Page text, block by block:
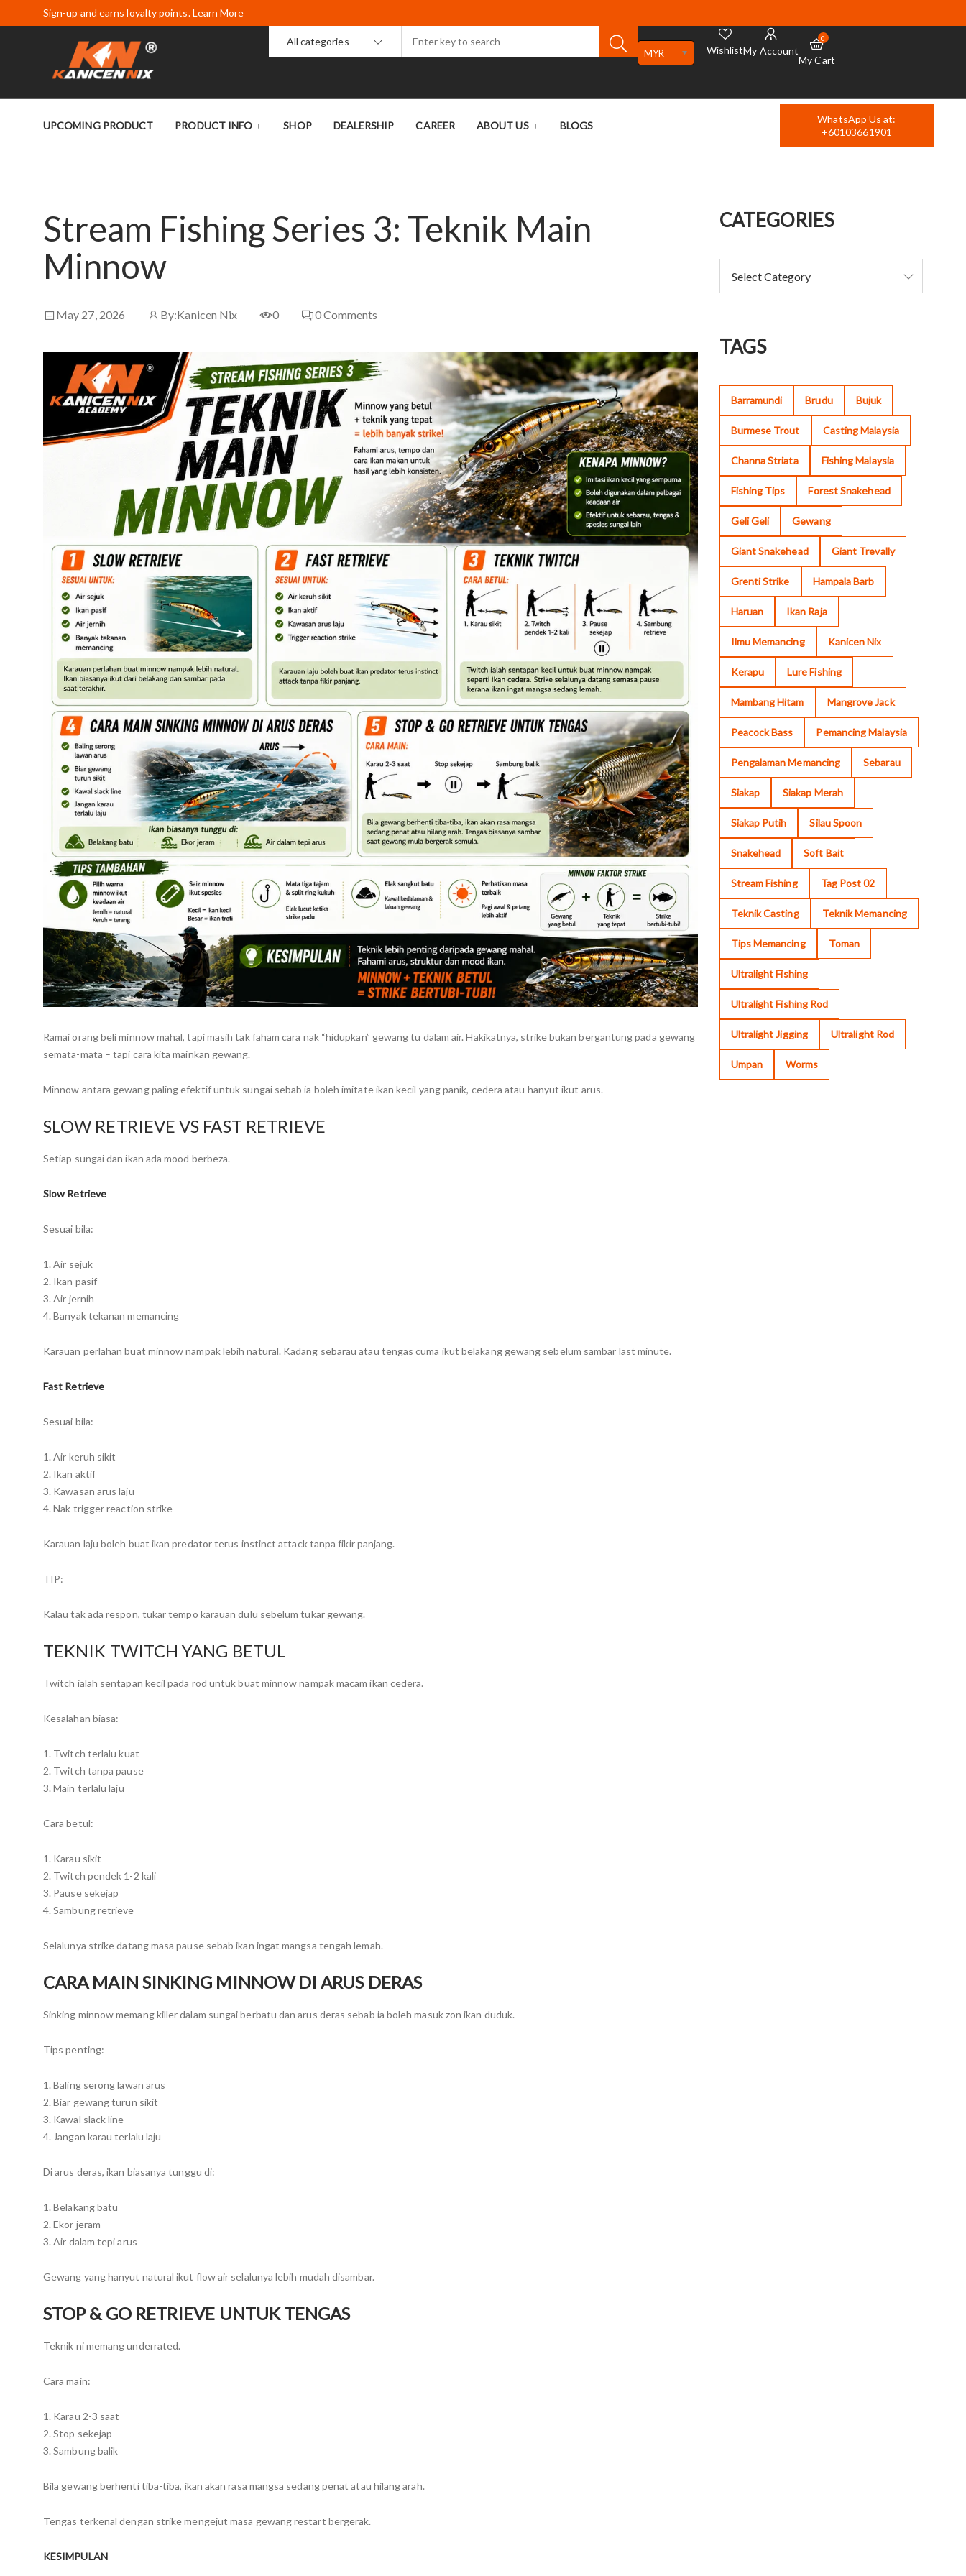
Sign-up and earns loyalty points. Learn More
All categories
MYR WishlistMy Account
0
My Cart
UPCOMING PRODUCT PRODUCT INFO SHOP DEALERSHIP CAREER ABOUT US BLOGS
WhatsApp Us at:
+60103661901
Stream Fishing Series 3: Teknik Main
Minnow
May 27, 2026 By:Kanicen Nix 0 0Comments
Ramai orang beli minnow mahal, tapi masih tak faham cara nak “hidupkan” gewang tu dalam air. Hakikatnya, strike bukan bergantung pada gewang
semata-mata – tapi cara kita mainkan gewang.
Minnow antara gewang paling efektif untuk sungai sebab ia boleh imitate ikan kecil yang panik, cedera atau hanyut ikut arus.
SLOW RETRIEVE VS FAST RETRIEVE
Setiap sungai dan ikan ada mood berbeza.
Slow Retrieve
Sesuai bila:
1. Air sejuk
2. Ikan pasif
3. Air jernih
4. Banyak tekanan memancing
Karauan perlahan buat minnow nampak lebih natural. Kadang sebarau atau tengas cuma ikut belakang gewang sebelum sambar last minute.
Fast Retrieve
Sesuai bila:
1. Air keruh sikit
2. Ikan aktif
3. Kawasan arus laju
4. Nak trigger reaction strike
Karauan laju boleh buat ikan predator terus instinct attack tanpa fikir panjang.
TIP:
Kalau tak ada respon, tukar tempo karauan dulu sebelum tukar gewang.
TEKNIK TWITCH YANG BETUL
Twitch ialah sentapan kecil pada rod untuk buat minnow nampak macam ikan cedera.
Kesalahan biasa:
1. Twitch terlalu kuat
2. Twitch tanpa pause
3. Main terlalu laju
Cara betul:
1. Karau sikit
2. Twitch pendek 1-2 kali
3. Pause sekejap
4. Sambung retrieve
Selalunya strike datang masa pause sebab ikan ingat mangsa tengah lemah.
CARA MAIN SINKING MINNOW DI ARUS DERAS
Sinking minnow memang killer dalam sungai berbatu dan arus deras sebab ia boleh masuk zon ikan duduk.
Tips penting:
1. Baling serong lawan arus
2. Biar gewang turun sikit
3. Kawal slack line
4. Jangan karau terlalu laju
Di arus deras, ikan biasanya tunggu di:
1. Belakang batu
2. Ekor jeram
3. Air dalam tepi arus
Gewang yang hanyut natural ikut flow air selalunya lebih mudah disambar.
STOP & GO RETRIEVE UNTUK TENGAS
Teknik ni memang underrated.
Cara main:
1. Karau 2-3 saat
2. Stop sekejap
3. Sambung balik
Bila gewang berhenti tiba-tiba, ikan akan rasa mangsa sedang penat atau hilang arah.
Tengas terkenal dengan strike mengejut masa gewang restart bergerak.
KESIMPULAN
CATEGORIES
TAGS
Barramundi Brudu Bujuk
Burmese Trout Casting Malaysia
Channa Striata Fishing Malaysia
Fishing Tips Forest Snakehead
Geli Geli Gewang
Giant Snakehead Giant Trevally
Grenti Strike Hampala Barb
Haruan Ikan Raja
Ilmu Memancing Kanicen Nix
Kerapu Lure Fishing
Mambang Hitam Mangrove Jack
Peacock Bass Pemancing Malaysia
Pengalaman Memancing Sebarau
Siakap Siakap Merah
Siakap Putih Silau Spoon
Snakehead Soft Bait
Stream Fishing Tag Post 02
Teknik Casting Teknik Memancing
Tips Memancing Toman
Ultralight Fishing
Ultralight Fishing Rod
Ultralight Jigging Ultralight Rod
Umpan Worms